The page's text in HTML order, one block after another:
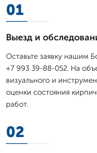
01
Выезд и
Оставьте заявку нашим
+7 993 39-88-052. На
визуального и
оценки состояния
работ.
02